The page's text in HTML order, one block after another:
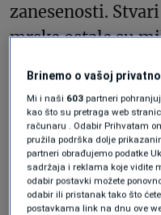
zanesenosti.
mrske ostale su
prezirao, zbog
nepoznavanja
između ostalih i
Cormier), bivši
prepotentnosti.
Brinemo o vašoj
Mi i naši 603 partneri
kao što su pretraga web
računaru . Odabir Prihvatam
pružila podrška dolje
partneri obrađujemo podatke
sadržaja i reklama koje vidite
odabir postavki možete
odabir ili pristanak tako što
postavkama link na dnu ove